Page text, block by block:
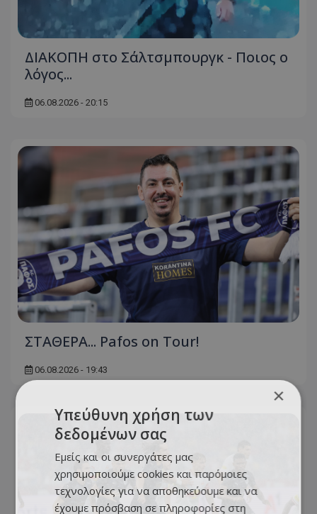
ΔΙΑΚΟΠΗ στο Σάλτσμπουργκ - Ποιος ο
λόγος...
06.08.2026 - 20:15
ΣΤΑΘΕΡΑ... Pafos on Tour!
06.08.2026 - 19:43
×
Υπεύθυνη χρήση των
δεδομένων σας
Εμείς και οι συνεργάτες μας
χρησιμοποιούμε cookies και παρόμοιες
τεχνολογίες για να αποθηκεύουμε και να
έχουμε πρόσβαση σε πληροφορίες στη